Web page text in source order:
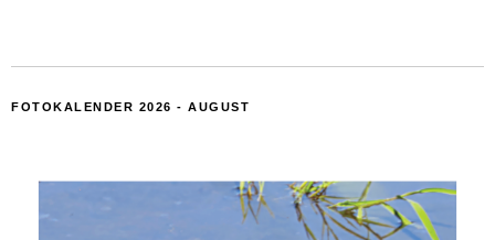
FOTOKALENDER 2026 - AUGUST